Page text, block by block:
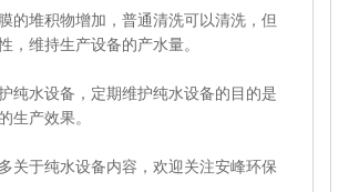
的堆积物增加，普通清洗可以清洗，但
，维持生产设备的产水量。
纯水设备，定期维护纯水设备的目的是
生产效果。
关于纯水设备内容，欢迎关注安峰环保